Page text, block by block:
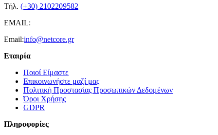
Τήλ. (+30) 2102209582
EMAIL:
Email:info@netcore.gr
Εταιρία
Ποιοί Είμαστε
Επικοινωνήστε μαζί μας
Πολιτική Προστασίας Προσωπικών Δεδομένων
Όροι Χρήσης
GDPR
Πληροφορίες